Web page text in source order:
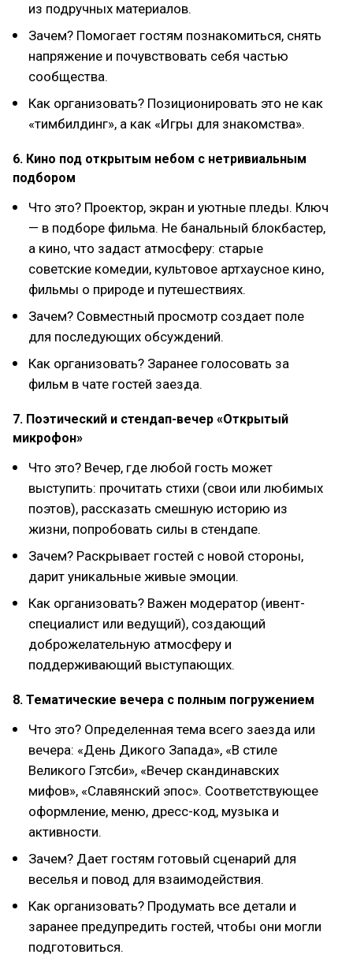
из подручных материалов.
Зачем? Помогает гостям познакомиться, снять
напряжение и почувствовать себя частью
сообщества.
Как организовать? Позиционировать это не как
«тимбилдинг», а как «Игры для знакомства».
6. Кино под открытым небом с нетривиальным
подбором
Что это? Проектор, экран и уютные пледы. Ключ
— в подборе фильма. Не банальный блокбастер,
а кино, что задаст атмосферу: старые
советские комедии, культовое артхаусное кино,
фильмы о природе и путешествиях.
Зачем? Совместный просмотр создает поле
для последующих обсуждений.
Как организовать? Заранее голосовать за
фильм в чате гостей заезда.
7. Поэтический и стендап-вечер «Открытый
микрофон»
Что это? Вечер, где любой гость может
выступить: прочитать стихи (свои или любимых
поэтов), рассказать смешную историю из
жизни, попробовать силы в стендапе.
Зачем? Раскрывает гостей с новой стороны,
дарит уникальные живые эмоции.
Как организовать? Важен модератор (ивент-
специалист или ведущий), создающий
доброжелательную атмосферу и
поддерживающий выступающих.
8. Тематические вечера с полным погружением
Что это? Определенная тема всего заезда или
вечера: «День Дикого Запада», «В стиле
Великого Гэтсби», «Вечер скандинавских
мифов», «Славянский эпос». Соответствующее
оформление, меню, дресс-код, музыка и
активности.
Зачем? Дает гостям готовый сценарий для
веселья и повод для взаимодействия.
Как организовать? Продумать все детали и
заранее предупредить гостей, чтобы они могли
подготовиться.